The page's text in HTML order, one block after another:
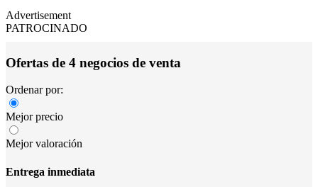
Advertisement
PATROCINADO
Ofertas de 4 negocios de venta
Ordenar por:
Mejor precio
Mejor valoración
Entrega inmediata